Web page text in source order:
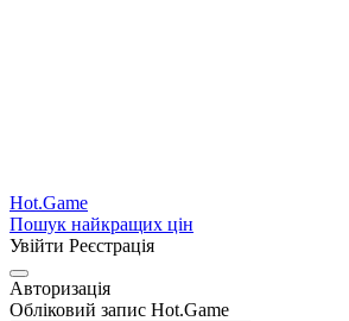
Hot.Game
Пошук найкращих цін
Увійти Реєстрація
Авторизація
Обліковий запис Hot.Game